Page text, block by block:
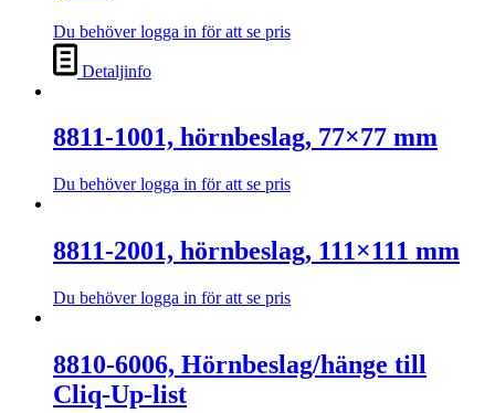
Du behöver logga in för att se pris
Detaljinfo
8811-1001, hörnbeslag, 77×77 mm
Du behöver logga in för att se pris
produkten
har
varianter.
alternativen
kan
väljas
8811-2001, hörnbeslag, 111×111 mm
Du behöver logga in för att se pris
produkten
har
flera
8810-6006, Hörnbeslag/hänge till
Cliq-Up-list